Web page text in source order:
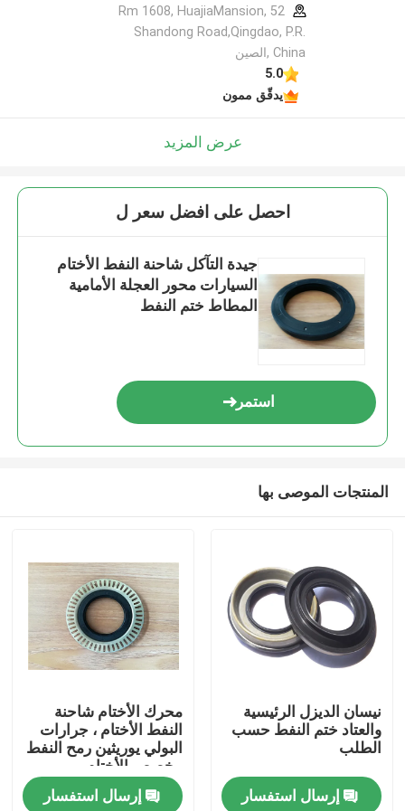
Rm 1608, HuajiaMansion, 52
Shandong Road,Qingdao, P.R.
China ,الصين
5.0
يدقّق ممون
عرض المزيد
احصل على افضل سعر ل
جيدة التآكل شاحنة النفط الأختام
السيارات محور العجلة الأمامية
المطاط ختم النفط
استمر
المنتجات الموصى بها
نيسان الديزل الرئيسية
والعتاد ختم النفط حسب
الطلب
إرسال استفسار
محرك الأختام شاحنة
النفط الأختام ، جرارات
البولي يوريثين رمح النفط
مخصص الأختام
إرسال استفسار